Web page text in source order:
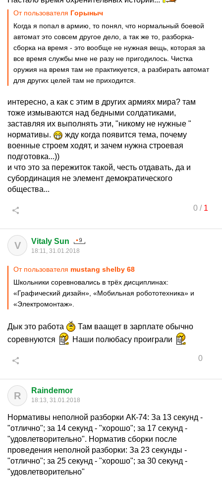
От пользователя Гoрыныч
Когда я попал в армию, то понял, что нормальный боевой
автомат это совсем другое дело, а так же то, разборка-
сборка на время - это вообще не нужная вещь, которая за
все время службы мне не разу не пригодилось. Чистка
оружия на время там не практикуется, а разбирать автомат
для других целей там не приходится.
интересно, а как с этим в других армиях мира? там
тоже измываются над бедными солдатиками,
заставляя их выполнять эти, "никому не нужные "
нормативы.
жду когда появится тема, почему
военные строем ходят, и зачем нужна строевая
подготовка...))
и что это за пережиток такой, честь отдавать, да и
субординация не элемент демократического
общества...
0/ 1
V Vitaly Sun
18:11, 31.01.2018
От пользователя mustang shelby 68
Школьники соревновались в трёх дисциплинах:
«Графический дизайн», «Мобильная робототехника» и
«Электромонтаж».
Дык это работа
Там ваащет в зарплате обычно
соревнуются
Наши полюбасу проиграли
0
R Raindemor
18:13, 31.01.2018
Нормативы неполной разборки АК-74: За 13 секунд -
"отлично"; за 14 секунд - "хорошо"; за 17 секунд -
"удовлетворительно". Норматив сборки после
проведения неполной разборки: За 23 секунды -
"отлично"; за 25 секунд - "хорошо"; за 30 секунд -
"удовлетворительно"